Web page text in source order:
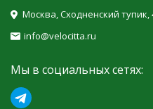
Москва, Сходненский тупик,
info@velocitta.ru
Мы в социальных сетях: